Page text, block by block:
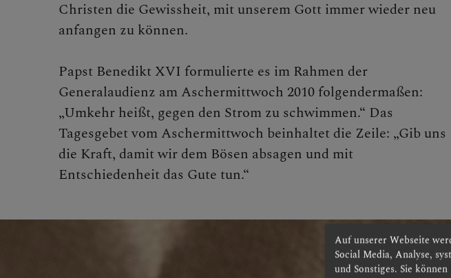
Karwoche
Ostern
Maria
Christen die Gewissheit, mit unserem Gott immer wieder neu
anfangen zu können.
Papst Benedikt XVI formulierte es im Rahmen der
Generalaudienz am Aschermittwoch 2010 folgendermaßen:
„Umkehr heißt, gegen den Strom zu schwimmen.“ Das
Tagesgebet vom Aschermittwoch beinhaltet die Zeile: „Gib uns
die Kraft, damit wir dem Bösen absagen und mit
Entschiedenheit das Gute tun.“
Auf unserer Webseite
Social Media, Analyse,
und Sonstiges. Sie